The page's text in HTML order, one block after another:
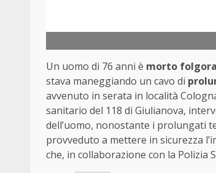
Un uomo di 76 anni è morto
stava maneggiando un cavo di
avvenuto in serata in località
sanitario del 118 di Giulianova,
dell’uomo, nonostante i prolungati
provveduto a mettere in sicurezza
che, in collaborazione con la Polizia